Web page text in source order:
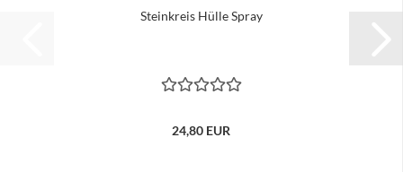
Steinkreis Hülle Spray
24,80 EUR